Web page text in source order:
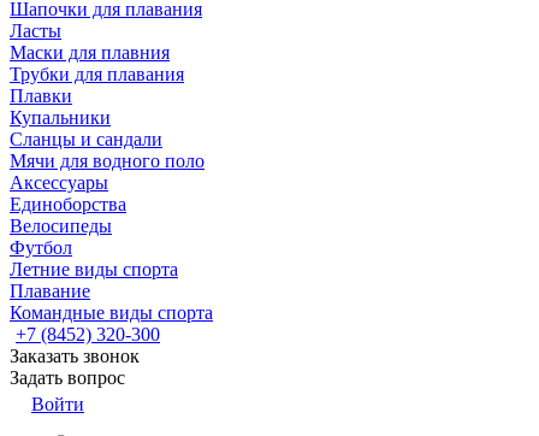
Шапочки для плавания
Ласты
Маски для плавния
Трубки для плавания
Плавки
Купальники
Сланцы и сандали
Мячи для водного поло
Аксессуары
Единоборства
Велосипеды
Футбол
Летние виды спорта
Плавание
Командные виды спорта
+7 (8452) 320-300
Заказать звонок
Задать вопрос
Войти